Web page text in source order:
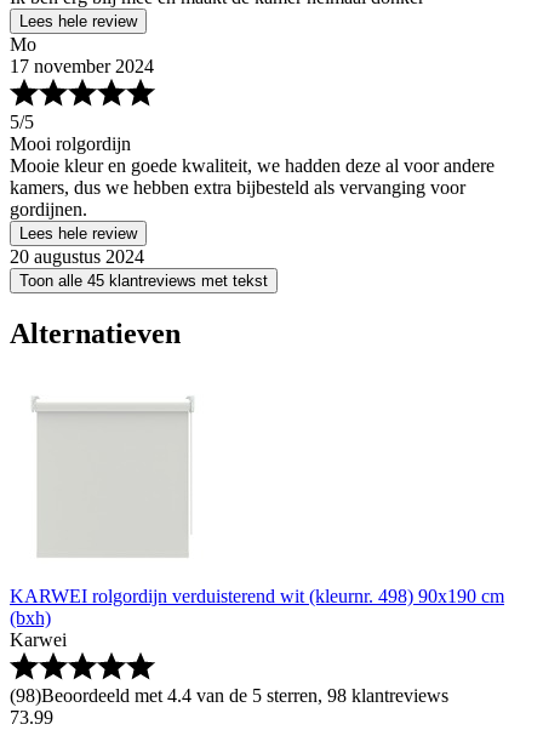
Lees hele review
Mo
17 november 2024
5/5
Mooi rolgordijn
Mooie kleur en goede kwaliteit, we hadden deze al voor andere
kamers, dus we hebben extra bijbesteld als vervanging voor
gordijnen.
Lees hele review
20 augustus 2024
Toon alle 45 klantreviews met tekst
Alternatieven
KARWEI rolgordijn verduisterend wit (kleurnr. 498) 90x190 cm
(bxh)
Karwei
(98)Beoordeeld met 4.4 van de 5 sterren, 98 klantreviews
73.99